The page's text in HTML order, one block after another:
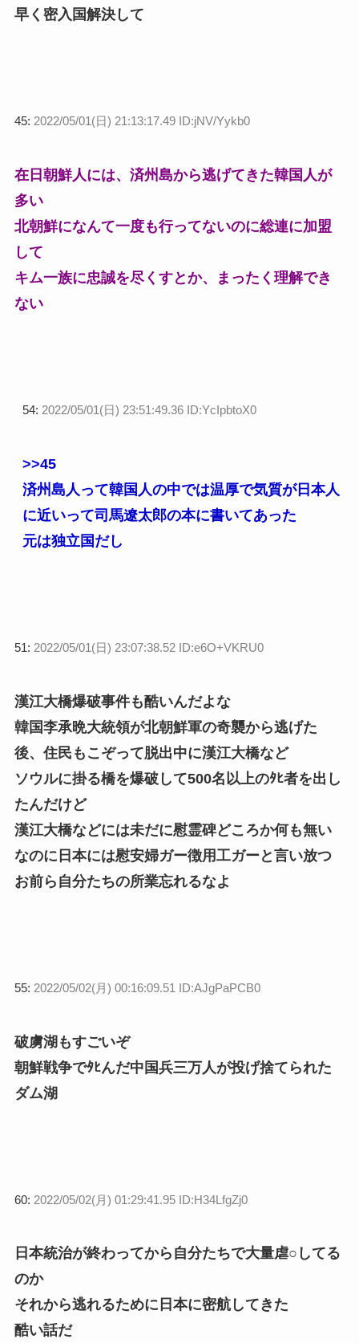
早く密入国解決して
45: 2022/05/01(日) 21:13:17.49 ID:jNV/Yykb0
在日朝鮮人には、済州島から逃げてきた韓国人が
多い
北朝鮮になんて一度も行ってないのに総連に加盟
して
キム一族に忠誠を尽くすとか、まったく理解でき
ない
54: 2022/05/01(日) 23:51:49.36 ID:YcIpbtoX0
>>45
済州島人って韓国人の中では温厚で気質が日本人
に近いって司馬遼太郎の本に書いてあった
元は独立国だし
51: 2022/05/01(日) 23:07:38.52 ID:e6O+VKRU0
漢江大橋爆破事件も酷いんだよな
韓国李承晩大統領が北朝鮮軍の奇襲から逃げた
後、住民もこぞって脱出中に漢江大橋など
ソウルに掛る橋を爆破して500名以上のﾀﾋ者を出し
たんだけど
漢江大橋などには未だに慰霊碑どころか何も無い
なのに日本には慰安婦ガー徴用工ガーと言い放つ
お前ら自分たちの所業忘れるなよ
55: 2022/05/02(月) 00:16:09.51 ID:AJgPaPCB0
破虜湖もすごいぞ
朝鮮戦争でﾀﾋんだ中国兵三万人が投げ捨てられた
ダム湖
60: 2022/05/02(月) 01:29:41.95 ID:H34LfgZj0
日本統治が終わってから自分たちで大量虐○してる
のか
それから逃れるために日本に密航してきた
酷い話だ